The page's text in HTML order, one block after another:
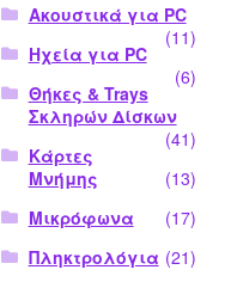
Ακουστικά για PC
(11)
Ηχεία για PC
(6)
Θήκες & Trays
Σκληρών Δίσκων
(41)
Κάρτες
Μνήμης
(13)
Μικρόφωνα
(17)
Πληκτρολόγια (21)